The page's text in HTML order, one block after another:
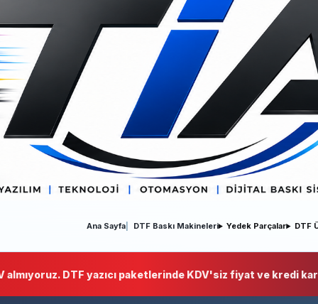
Ana Sayfa DTF Baskı Makineleri Yedek Parçalar DTF
almıyoruz. DTF yazıcı paketlerinde KDV'siz fiyat ve kredi